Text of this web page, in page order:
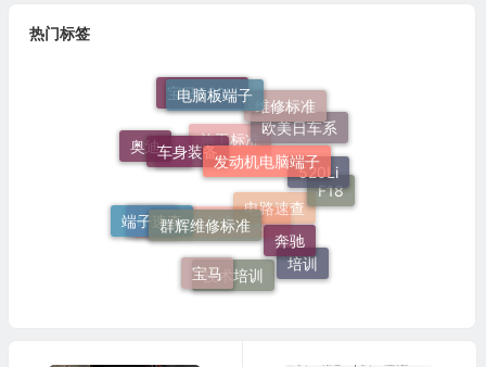
热门标签
宝马
技术培训
培训
奔驰
群辉维修标准
端子速查
N20
51 16 嵌入式烟灰缸托架
电路速查
F18
520Li
发动机电脑端子
车身装备
奥迪
灯
施工标准
欧美日车系
维修标准
电脑板端子
宝马520Li